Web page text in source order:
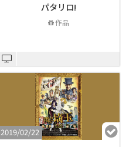
パタリロ!
作品
2019/02/22